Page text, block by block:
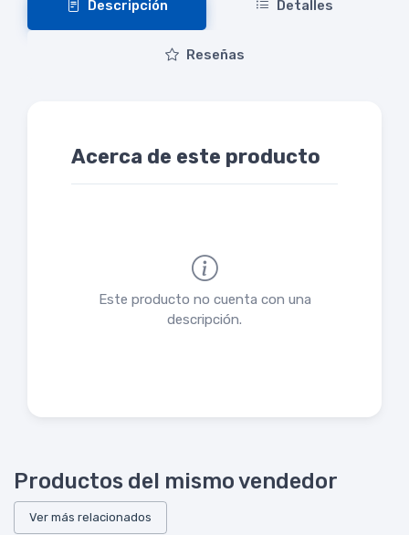
Descripción Detalles
Reseñas
Acerca de este producto
Este producto no cuenta con una
descripción.
Productos del mismo vendedor
Ver más relacionados